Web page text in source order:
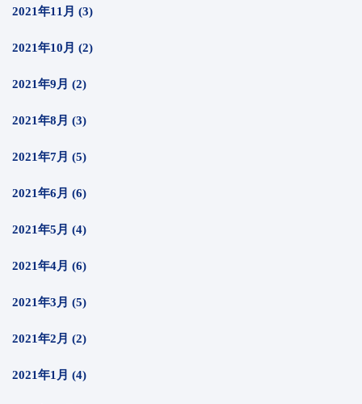
2021年11月 (3)
2021年10月 (2)
2021年9月 (2)
2021年8月 (3)
2021年7月 (5)
2021年6月 (6)
2021年5月 (4)
2021年4月 (6)
2021年3月 (5)
2021年2月 (2)
2021年1月 (4)